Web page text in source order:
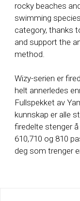
rocky beaches
swimming
category, thanks
and support the
method.
Wizy-serien er
helt annerledes
Fullspekket av
kunnskap er alle
firedelte stenger
610,710 og 810
deg som trenger